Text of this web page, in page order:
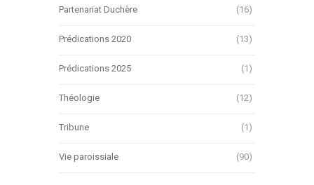
Partenariat Duchère (16)
Prédications 2020 (13)
Prédications 2025 (1)
Théologie (12)
Tribune (1)
Vie paroissiale (90)